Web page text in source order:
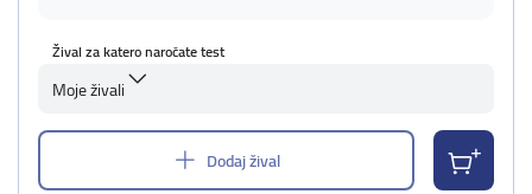
Žival za katero naročate test
Moje živali
Dodaj žival